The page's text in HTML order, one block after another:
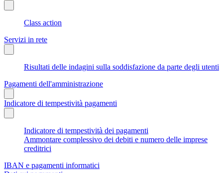
Class action
Servizi in rete
Risultati delle indagini sulla soddisfazione da parte degli utenti
Pagamenti dell'amministrazione
Indicatore di tempestività pagamenti
Indicatore di tempestività dei pagamenti
Ammontare complessivo dei debiti e numero delle imprese
creditrici
IBAN e pagamenti informatici